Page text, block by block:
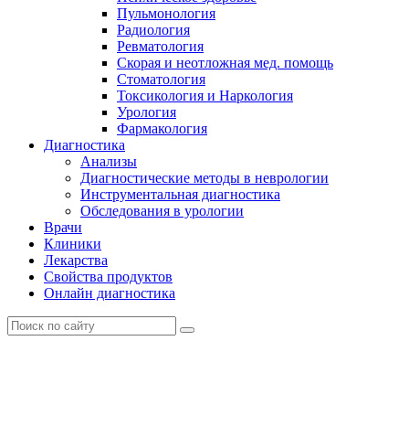
Пульмонология
Радиология
Ревматология
Скорая и неотложная мед. помощь
Стоматология
Токсикология и Наркология
Урология
Фармакология
Диагностика
Анализы
Диагностические методы в неврологии
Инструментальная диагностика
Обследования в урологии
Врачи
Клиники
Лекарства
Свойства продуктов
Онлайн диагностика